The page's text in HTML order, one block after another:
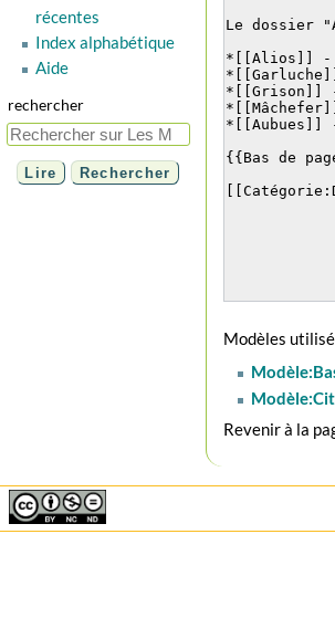
Modèles
Revenir à la
récentes
Index alphabétique
Aide
rechercher